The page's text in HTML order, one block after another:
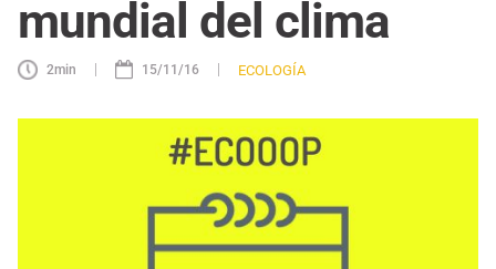
mundial del clima
2min | 15/11/16 | ECOLOGÍA